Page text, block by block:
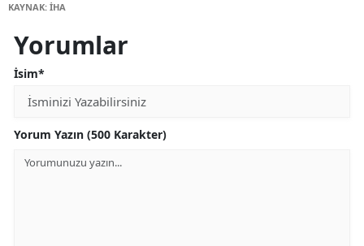
KAYNAK: İHA
Yorumlar
İsim*
Yorum Yazın (500 Karakter)